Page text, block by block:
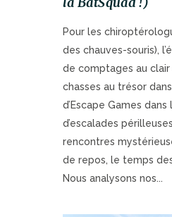
Pour les
des chauves-souris),
de comptages au clair
chasses au trésor
d’Escape Games dans
d’escalades
rencontres
de repos, le temps
Nous analysons nos...